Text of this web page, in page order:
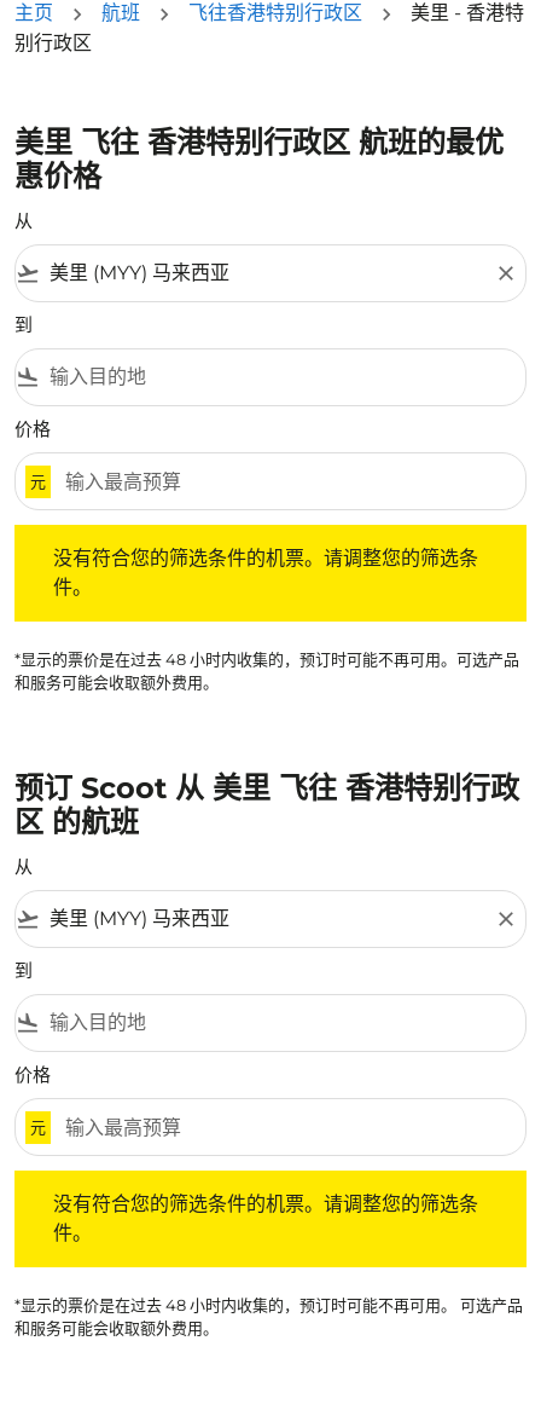
主页 航班 飞往香港特别行政区
美里 - 香港特
别行政区
美里 飞往 香港特别行政区 航班的最优
惠价格
从
flight_takeoff close
到
flight_land
价格
元
没有符合您的筛选条件的机票。请调整您的筛选条
件。
*显示的票价是在过去 48 小时内收集的，预订时可能不再可用。可选产品
和服务可能会收取额外费用。
预订 Scoot 从 美里 飞往 香港特别行政
区 的航班
从
flight_takeoff close
到
flight_land
价格
元
没有符合您的筛选条件的机票。请调整您的筛选条
件。
*显示的票价是在过去 48 小时内收集的，预订时可能不再可用。 可选产品
和服务可能会收取额外费用。